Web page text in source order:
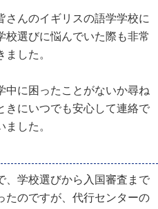
さんのイギリスの語学学校に
校選びに悩んでいた際も非常
した。
中に困ったことがないか尋ね
きにいつでも安心して連絡で
した。
、学校選びから入国審査まで
たのですが、代行センターの